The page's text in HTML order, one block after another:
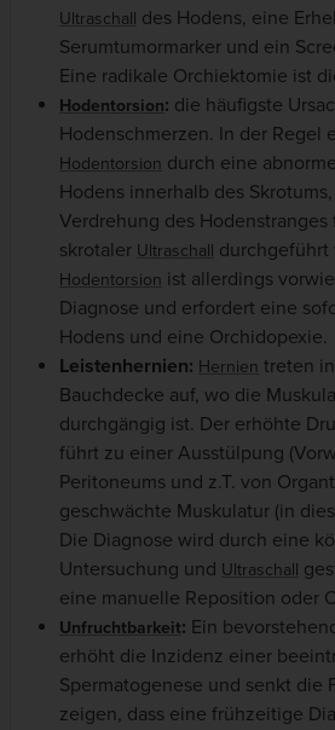
Ultraschall des Hodens, eine
Serumtumormarker und ein
Eine radikale Orchiektomie ist
Hodentorsion: die häufigste
Hodenschmerzen. In der Regel
Hodentorsion durch eine
Hodens innerhalb des
Verdrehung des Hodenstranges
skrotaler Ultraschall durchgeführt
Hodentorsion ist allerdings
Diagnose und erfordert eine
Hodens und eine Orchidopexie.
Leistenhernien: Hernien treten
Bauchdecke auf, wo die
durchgängig ist. Der erhöhte
führt zu einer Ausstülpung
Peritoneums und z.T. von
geschwächte Muskulatur (in
Die Diagnose wird durch eine
Untersuchung und Ultraschall
eine manuelle Reposition oder
Unfruchtbarkeit: Ein
erhöht die Inzidenz einer
Spermatogenese und senkt die
zeigen, dass eine frühzeitige